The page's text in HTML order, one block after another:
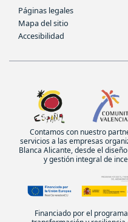
Páginas legales
Mapa del sitio
Accesibilidad
Contamos con nuestro
servicios a las empresas
Blanca Alicante, desde el
y gestión integral de
Financiado por el